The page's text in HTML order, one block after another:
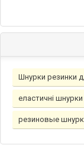
Шнурки резинки
еластичнi шнурки
резиновые